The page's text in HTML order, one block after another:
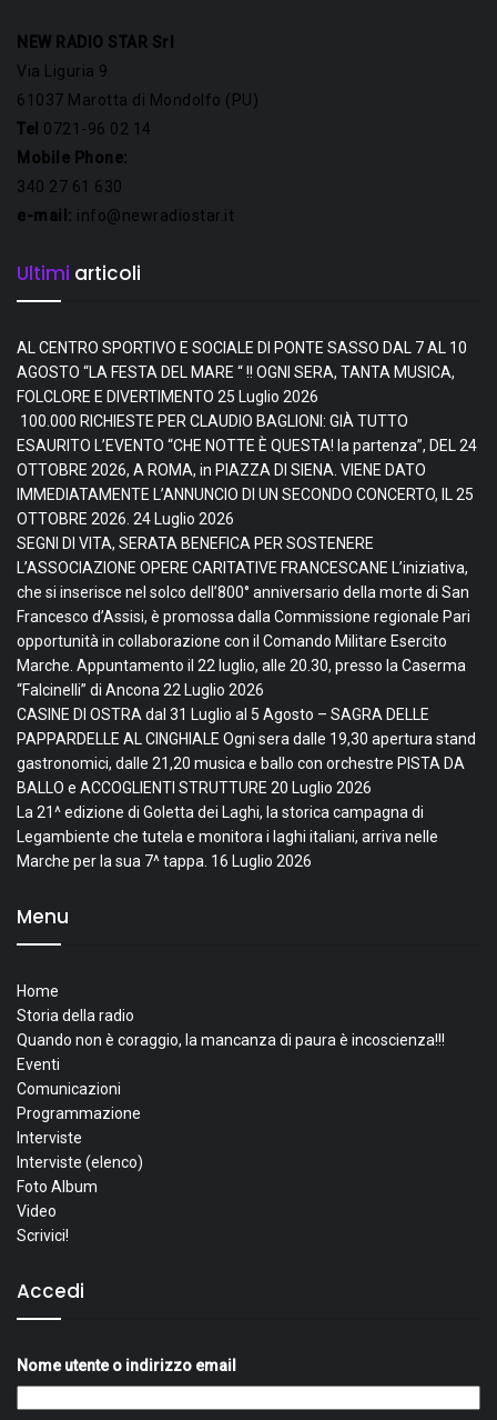
NEW RADIO STAR Srl
Via Liguria 9
61037 Marotta di Mondolfo (PU)
Tel 0721-96 02 14
Mobile Phone:
340 27 61 630
e-mail: info@newradiostar.it
Ultimi articoli
AL CENTRO SPORTIVO E SOCIALE DI PONTE SASSO DAL 7 AL 10
AGOSTO “LA FESTA DEL MARE “ !! OGNI SERA, TANTA MUSICA,
FOLCLORE E DIVERTIMENTO 25 Luglio 2026
100.000 RICHIESTE PER CLAUDIO BAGLIONI: GIÀ TUTTO
ESAURITO L’EVENTO “CHE NOTTE È QUESTA! la partenza”, DEL 24
OTTOBRE 2026, A ROMA, in PIAZZA DI SIENA. VIENE DATO
IMMEDIATAMENTE L’ANNUNCIO DI UN SECONDO CONCERTO, IL 25
OTTOBRE 2026. 24 Luglio 2026
SEGNI DI VITA, SERATA BENEFICA PER SOSTENERE
L’ASSOCIAZIONE OPERE CARITATIVE FRANCESCANE L’iniziativa,
che si inserisce nel solco dell’800° anniversario della morte di San
Francesco d’Assisi, è promossa dalla Commissione regionale Pari
opportunità in collaborazione con il Comando Militare Esercito
Marche. Appuntamento il 22 luglio, alle 20.30, presso la Caserma
“Falcinelli” di Ancona 22 Luglio 2026
CASINE DI OSTRA dal 31 Luglio al 5 Agosto – SAGRA DELLE
PAPPARDELLE AL CINGHIALE Ogni sera dalle 19,30 apertura stand
gastronomici, dalle 21,20 musica e ballo con orchestre PISTA DA
BALLO e ACCOGLIENTI STRUTTURE 20 Luglio 2026
La 21^ edizione di Goletta dei Laghi, la storica campagna di
Legambiente che tutela e monitora i laghi italiani, arriva nelle
Marche per la sua 7^ tappa. 16 Luglio 2026
Menu
Home
Storia della radio
Quando non è coraggio, la mancanza di paura è incoscienza!!!
Eventi
Comunicazioni
Programmazione
Interviste
Interviste (elenco)
Foto Album
Video
Scrivici!
Accedi
Nome utente o indirizzo email